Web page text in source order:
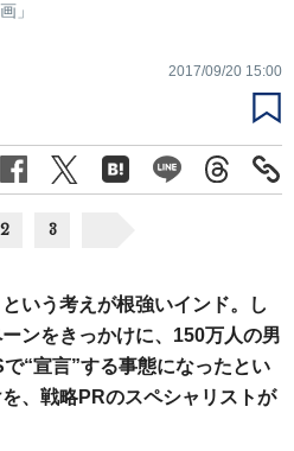
」
2017/09/20 15:00
2 3
いう考えが根強いインド。し
ンをきっかけに、150万人の男
“宣言”する事態になったとい
、戦略PRのスペシャリストが